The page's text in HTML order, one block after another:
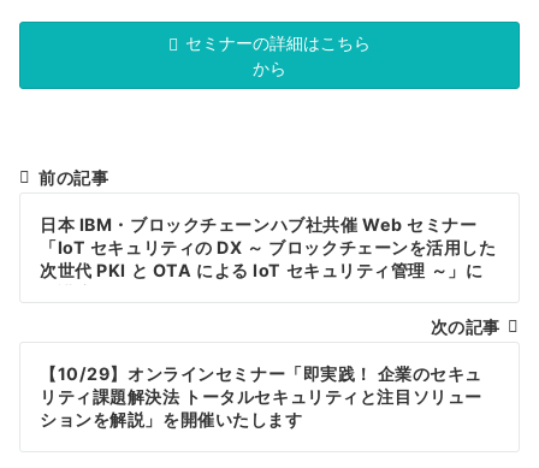
セミナーの詳細はこちら
から
投
稿
ナ
ビ
ゲ
ー
前の記事
日本 IBM・ブロックチェーンハブ社共催 Web セミナー
「IoT セキュリティの DX ～ ブロックチェーンを活用した
次世代 PKI と OTA による IoT セキュリティ管理 ～」に
次の記事
【10/29】オンラインセミナー「即実践！ 企業のセキュ
リティ課題解決法 トータルセキュリティと注目ソリュー
ションを解説」を開催いたします